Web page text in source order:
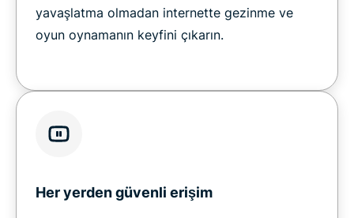
yavaşlatma olmadan internette gezinme ve
oyun oynamanın keyfini çıkarın.
Her yerden güvenli erişim